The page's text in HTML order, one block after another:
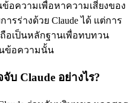
ข้อความเพื่อหาความเสี่ยงของ
รร่างด้วย Claude ได้ แต่การ
อเป็นหลักฐานเพื่อทบทวน
ข้อความนั้น
บ Claude อย่างไร?